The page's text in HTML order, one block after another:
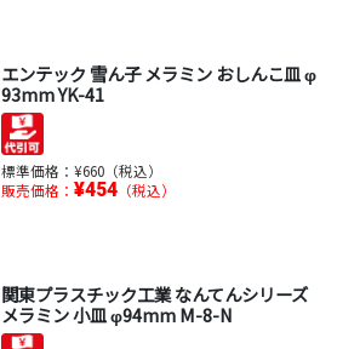
エンテック 雪ん子 メラミン おしんこ皿 φ
93mm YK-41
標準価格： ¥660（税込）
販売価格： ¥454（税込）
関東プラスチック工業 なんてんシリーズ
メラミン 小皿 φ94mm M-8-N